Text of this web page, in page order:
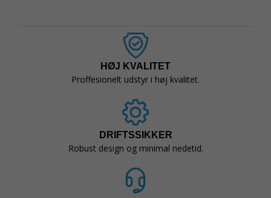
HØJ KVALITET
Proffesionelt udstyr i høj kvalitet.
DRIFTSSIKKER
Robust design og minimal nedetid.